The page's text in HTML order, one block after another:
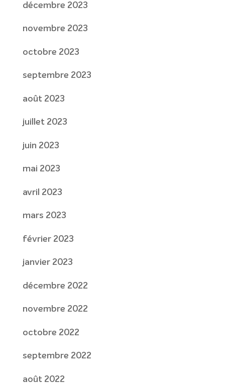
décembre 2023
novembre 2023
octobre 2023
septembre 2023
août 2023
juillet 2023
juin 2023
mai 2023
avril 2023
mars 2023
février 2023
janvier 2023
décembre 2022
novembre 2022
octobre 2022
septembre 2022
août 2022